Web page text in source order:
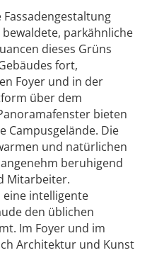
parkähnliche
dieses Grüns
fort,
Foyer und in der
über dem
bieten
Campusgelände. Die
und natürlichen
beruhigend
Mitarbeiter.
intelligente
den üblichen
Im Foyer und im
Architektur und Kunst